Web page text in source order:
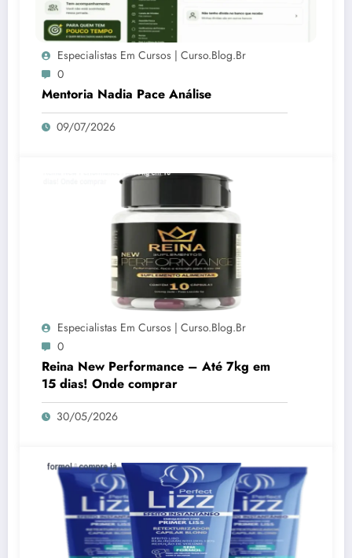
Especialistas Em Cursos | Curso.blog.br
0
Mentoria Nadia Pace Análise
09/07/2026
Especialistas Em Cursos | Curso.blog.br
0
Reina New Performance – Até 7kg em
15 dias! Onde comprar
30/05/2026